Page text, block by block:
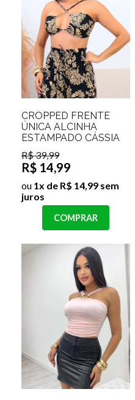
CROPPED FRENTE
ÚNICA ALCINHA
ESTAMPADO CÁSSIA
R$ 39,99
R$ 14,99
ou 1x de R$ 14,99 sem
juros
COMPRAR